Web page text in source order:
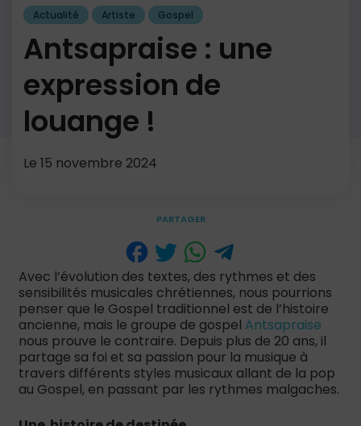
Actualité Artiste Gospel
Antsapraise : une
expression de
louange !
Le 15 novembre 2024
PARTAGER
Avec l’évolution des textes, des rythmes et des
sensibilités musicales chrétiennes, nous pourrions
penser que le Gospel traditionnel est de l’histoire
ancienne, mais le groupe de gospel Antsapraise
nous prouve le contraire. Depuis plus de 20 ans, il
partage sa foi et sa passion pour la musique à
travers différents styles musicaux allant de la pop
au Gospel, en passant par les rythmes malgaches.